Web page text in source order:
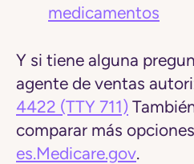
medicamentos
Y si tiene alguna
agente de ventas
4422 (TTY 711)
comparar más
es.Medicare.gov.